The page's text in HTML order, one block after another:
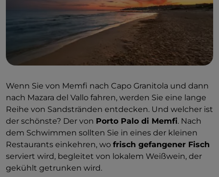
Wenn Sie von Memfi nach Capo Granitola und dann
nach Mazara del Vallo fahren, werden Sie eine lange
Reihe von Sandstränden entdecken. Und welcher ist
der schönste? Der von Porto Palo di Memfi. Nach
dem Schwimmen sollten Sie in eines der kleinen
Restaurants einkehren, wo frisch gefangener Fisch
serviert wird, begleitet von lokalem Weißwein, der
gekühlt getrunken wird.